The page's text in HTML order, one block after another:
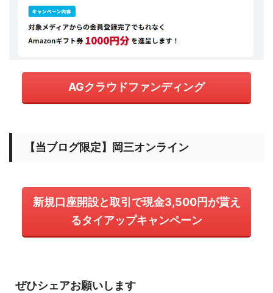
AGクラウドファンディング
【当ブログ限定】岡三オンライン
新規口座開設と取引で現金3,500円が貰え
るタイアップキャンペーン
ぜひシェアお願いします